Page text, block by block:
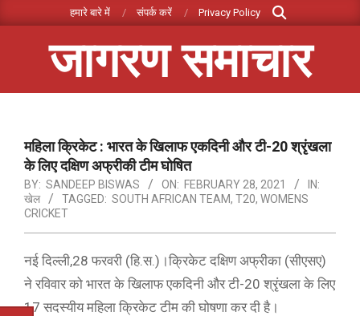
to
हमारे बारे में संपर्क करें Privacy Policy
Search
जागरण समाचार
Menuमहिला क्रिकेट : भारत के खिलाफ एकदिनी और टी-20 श्रृंखला
के लिए दक्षिण अफ्रीकी टीम घोषित
BY: SANDEEP BISWAS ON: FEBRUARY 28, 2021
IN:
खेल
TAGGED: SOUTH AFRICAN TEAM, T20, WOMENS
CRICKET
नई दिल्ली,28 फरवरी (हि.स.)।क्रिकेट दक्षिण अफ्रीका (सीएसए)
ने रविवार को भारत के खिलाफ एकदिनी और टी-20 श्रृंखला के लिए
17 सदस्यीय महिला क्रिकेट टीम की घोषणा कर दी है।